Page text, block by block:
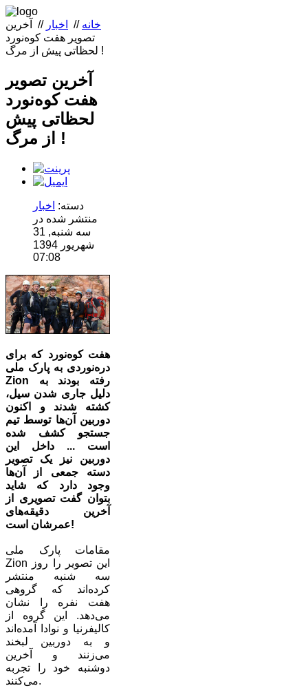
خانه // اخبار //
آخرین
تصویر هفت کوه‌نورد
لحظاتی پیش از مرگ !
آخرین تصویر
هفت کوه‌نورد
لحظاتی پیش
از مرگ !
دسته: اخبار
منتشر شده در
سه شنبه, 31
شهریور 1394
07:08
هفت کوه‌نورد که برای
دره‌نوردی به پارک ملی
Zion رفته بودند به
دلیل جاری شدن سیل،
کشته شدند و اکنون
دوربین آن‌ها توسط تیم
جستجو کشف شده
است ... داخل این
دوربین نیز یک تصویر
دسته جمعی از آن‌ها
وجود دارد که شاید
بتوان گفت تصویری از
آخرین دقیقه‌های
عمرشان است!
مقامات پارک ملی
Zion این تصویر را روز
سه شنبه منتشر
کرده‌اند که گروهی
هفت نفره را نشان
می‌دهد. این گروه از
کالیفرنیا و نوادا آمده‌اند
و به دوربین لبخند
می‌زنند و آخرین
دوشنبه خود را تجربه
می‌کنند.